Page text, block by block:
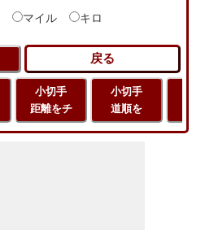
マイル キロ
小切手
距離をチ
小切手
道順を